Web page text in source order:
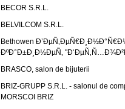
BECOR S.R.L.
BELVILCOM S.R.L.
Bethowen
ÐºÐ°Ð±Ð¸Ð½ÐµÑ‚
BRASCO, salon de bijuterii
BRIZ-GRUPP S.R.L. - salonul de
MORSCOI BRIZ